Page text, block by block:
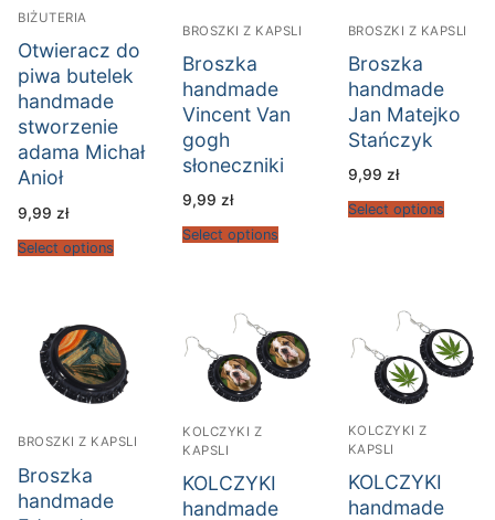
BIŻUTERIA
Otwieracz do
piwa butelek
handmade
stworzenie
adama Michał
Anioł
9,99 zł
Select options
BROSZKI Z KAPSLI
Broszka
handmade
Vincent Van
gogh
słoneczniki
9,99 zł
Select options
BROSZKI Z KAPSLI
Broszka
handmade
Jan Matejko
Stańczyk
9,99 zł
Select options
BROSZKI Z KAPSLI
Broszka
handmade
KOLCZYKI Z
KAPSLI
KOLCZYKI
handmade
KOLCZYKI Z
KAPSLI
KOLCZYKI
handmade